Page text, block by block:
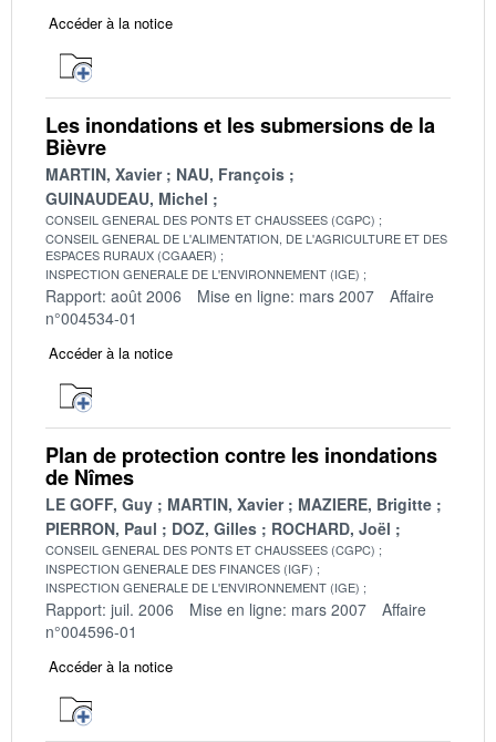
Accéder à la notice
Les inondations et les submersions de la
Bièvre
MARTIN, Xavier
NAU, François
GUINAUDEAU, Michel
CONSEIL GENERAL DES PONTS ET CHAUSSEES (CGPC)
CONSEIL GENERAL DE L'ALIMENTATION, DE L'AGRICULTURE ET DES
ESPACES RURAUX (CGAAER)
INSPECTION GENERALE DE L'ENVIRONNEMENT (IGE)
Rapport: août 2006 Mise en ligne: mars 2007
Affaire
n°004534-01
Accéder à la notice
Plan de protection contre les inondations
de Nîmes
LE GOFF, Guy MARTIN, Xavier
MAZIERE, Brigitte
PIERRON, Paul
DOZ, Gilles ROCHARD, Joël
CONSEIL GENERAL DES PONTS ET CHAUSSEES (CGPC)
INSPECTION GENERALE DES FINANCES (IGF)
INSPECTION GENERALE DE L'ENVIRONNEMENT (IGE)
Rapport: juil. 2006 Mise en ligne: mars 2007
Affaire
n°004596-01
Accéder à la notice